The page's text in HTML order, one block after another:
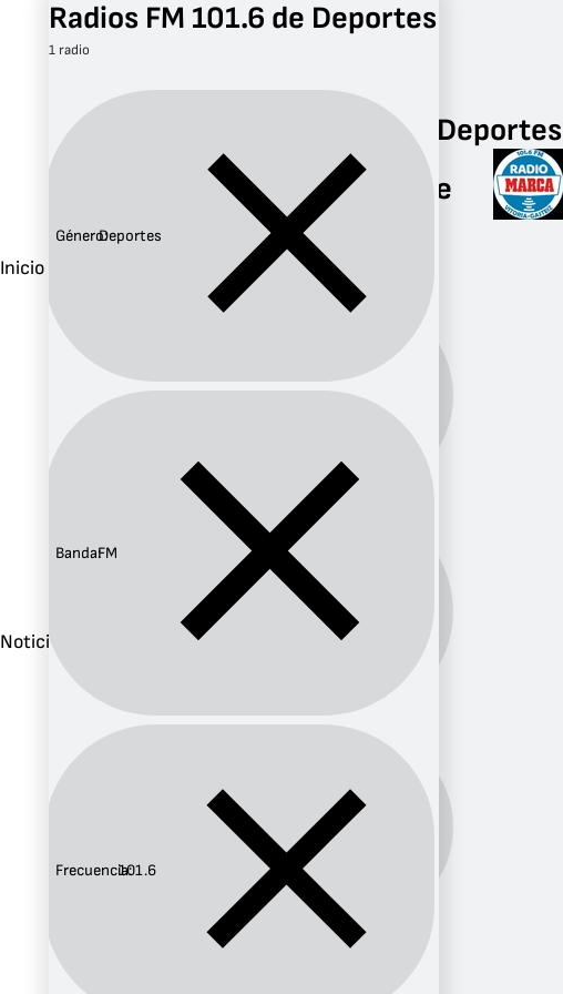
Inicio
Noticias
FM 101.6
Radios FM 101.6 de Deportes
Radios FM 101.6 de
Deportes
Género:Deportes
Banda:
FM
Frecuencia:
101.6
Radios FM 101.6 de Deportes
1 radio
Género:Deportes
Banda:FM
Frecuencia:101.6